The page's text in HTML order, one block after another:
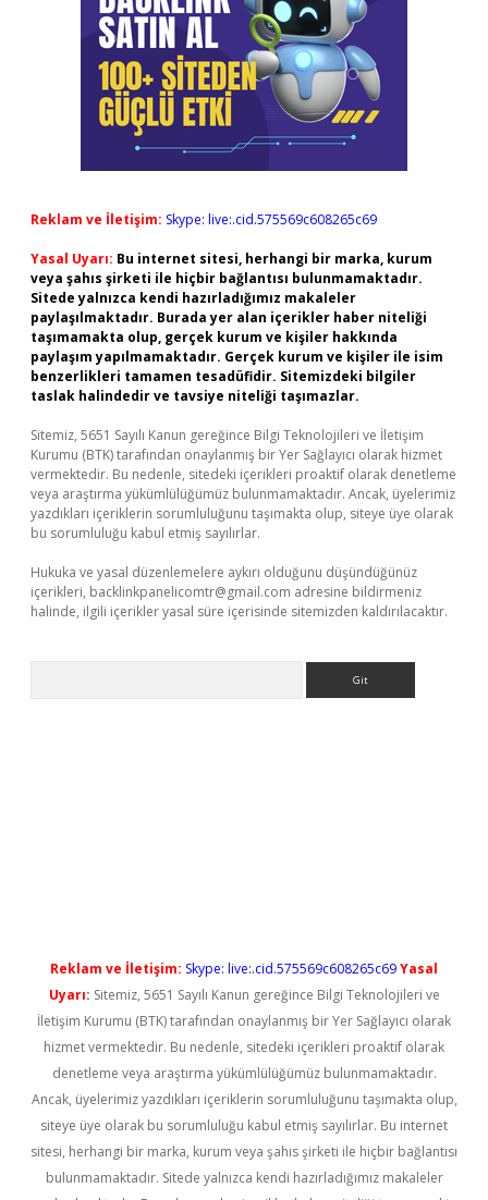
Reklam ve İletişim: Skype: live:.cid.575569c608265c69
Yasal Uyarı: Bu internet sitesi, herhangi bir marka, kurum
veya şahıs şirketi ile hiçbir bağlantısı bulunmamaktadır.
Sitede yalnızca kendi hazırladığımız makaleler
paylaşılmaktadır. Burada yer alan içerikler haber niteliği
taşımamakta olup, gerçek kurum ve kişiler hakkında
paylaşım yapılmamaktadır. Gerçek kurum ve kişiler ile isim
benzerlikleri tamamen tesadüfidir. Sitemizdeki bilgiler
taslak halindedir ve tavsiye niteliği taşımazlar.
Sitemiz, 5651 Sayılı Kanun gereğince Bilgi Teknolojileri ve İletişim
Kurumu (BTK) tarafından onaylanmış bir Yer Sağlayıcı olarak hizmet
vermektedir. Bu nedenle, sitedeki içerikleri proaktif olarak denetleme
veya araştırma yükümlülüğümüz bulunmamaktadır. Ancak, üyelerimiz
yazdıkları içeriklerin sorumluluğunu taşımakta olup, siteye üye olarak
bu sorumluluğu kabul etmiş sayılırlar.
Hukuka ve yasal düzenlemelere aykırı olduğunu düşündüğünüz
içerikleri, backlinkpanelicomtr@gmail.com adresine bildirmeniz
halinde, ilgili içerikler yasal süre içerisinde sitemizden kaldırılacaktır.
Reklam ve İletişim: Skype: live:.cid.575569c608265c69Yasal
Uyarı: Sitemiz, 5651 Sayılı Kanun gereğince Bilgi Teknolojileri ve
İletişim Kurumu (BTK) tarafından onaylanmış bir Yer Sağlayıcı olarak
hizmet vermektedir. Bu nedenle, sitedeki içerikleri proaktif olarak
denetleme veya araştırma yükümlülüğümüz bulunmamaktadır.
Ancak, üyelerimiz yazdıkları içeriklerin sorumluluğunu taşımakta olup,
siteye üye olarak bu sorumluluğu kabul etmiş sayılırlar. Bu internet
sitesi, herhangi bir marka, kurum veya şahıs şirketi ile hiçbir bağlantısı
bulunmamaktadır. Sitede yalnızca kendi hazırladığımız makaleler